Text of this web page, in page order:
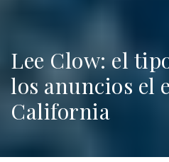
Lee Clow: el
los anuncios el
California